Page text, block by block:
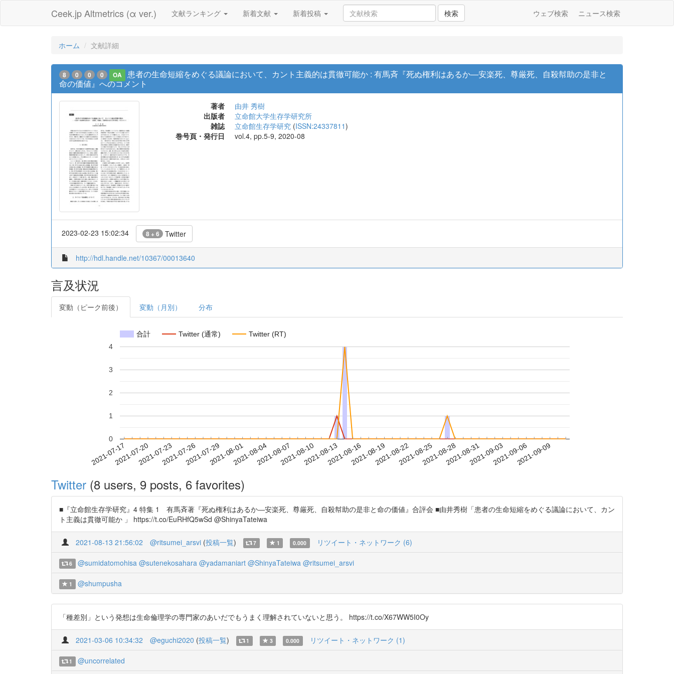
Ceek.jp Altmetrics (α ver.) 文献ランキング 新着文献 新着投稿 検索 ウェブ検索 ニュース検索
ホーム 文献詳細
8 0 0 0 OA
患者の生命短縮をめぐる議論において、カント主義的は貫徹可能か : 有馬斉『死ぬ権利はあるか―安楽死、尊厳死、自殺幇助の是非と
命の価値』へのコメント
著者
由井 秀樹
出版者
立命館大学生存学研究所
雑誌
立命館生存学研究 (ISSN:24337811)
巻号頁・発行日
vol.4, pp.5-9, 2020-08
2023-02-23 15:02:34 8 + 6 Twitter
http://hdl.handle.net/10367/00013640
言及状況
変動（ピーク前後） 変動（月別） 分布
合計 Twitter (通常) Twitter (RT)
2021-07-172021-07-202021-07-232021-07-262021-07-292021-08-012021-08-042021-08-072021-08-102021-08-132021-08-162021-08-192021-08-222021-08-252021-08-282021-08-312021-09-032021-09-062021-09-09
0
1
2
3
4
Twitter (8 users, 9 posts, 6 favorites)
■『立命館生存学研究』4 特集 1 有馬斉著『死ぬ権利はあるか―安楽死、尊厳死、自殺幇助の是非と命の価値』合評会 ■由井秀樹「患者の生命短縮をめぐる議論において、カン
ト主義は貫徹可能か 」 https://t.co/EuRHfQ5wSd @ShinyaTateiwa
2021-08-13 21:56:02 @ritsumei_arsvi (投稿一覧) 7 1 0.000 リツイート・ネットワーク (6)
6 @sumidatomohisa @sutenekosahara @yadamaniart @ShinyaTateiwa @ritsumei_arsvi
1 @shumpusha
「種差別」という発想は生命倫理学の専門家のあいだでもうまく理解されていないと思う。 https://t.co/X67WW5I0Oy
2021-03-06 10:34:32 @eguchi2020 (投稿一覧) 1 3 0.000 リツイート・ネットワーク (1)
1 @uncorrelated